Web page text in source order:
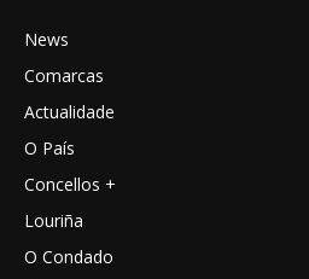
News
Comarcas
Actualidade
O País
Concellos +
Louriña
O Condado